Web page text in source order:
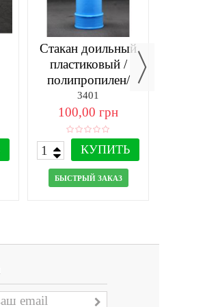
Стакан доильный
пластиковый /
полипропилен/
3401
100,00 грн
КУПИТЬ
БЫСТРЫЙ ЗАКАЗ